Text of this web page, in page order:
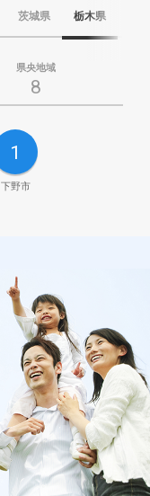
茨城県 栃木県
県央地域
8
1
下野市